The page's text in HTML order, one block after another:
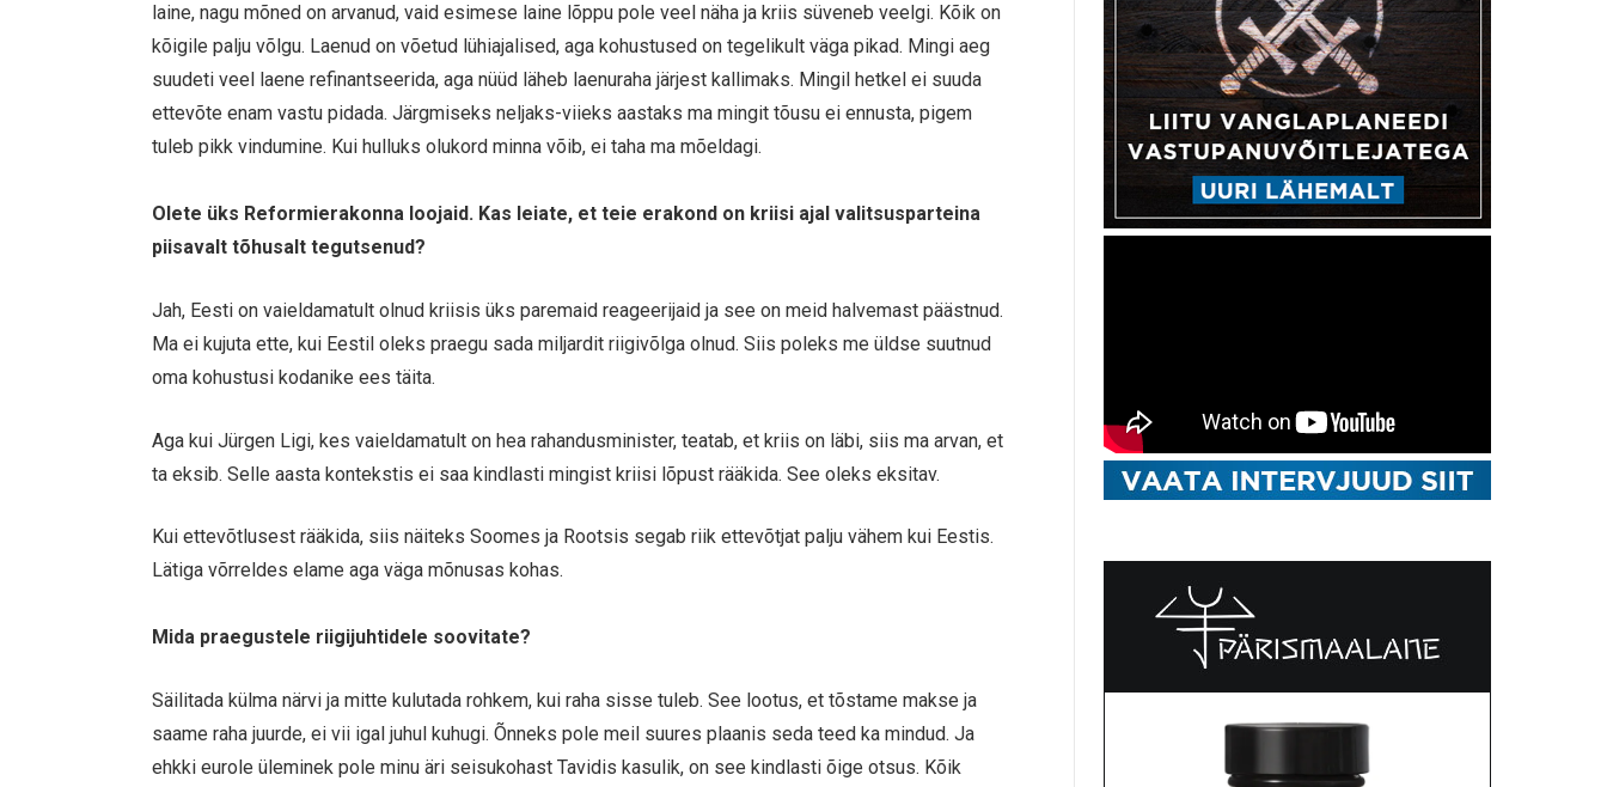
laine, nagu mõned on arvanud, vaid esimese laine lõppu pole veel näha ja kriis süveneb veelgi. Kõik on
kõigile palju võlgu. Laenud on võetud lühiajalised, aga kohustused on tegelikult väga pikad. Mingi aeg
suudeti veel laene refinantseerida, aga nüüd läheb laenuraha järjest kallimaks. Mingil hetkel ei suuda
ettevõte enam vastu pidada. Järgmiseks neljaks-viieks aastaks ma mingit tõusu ei ennusta, pigem
tuleb pikk vindumine. Kui hulluks olukord minna võib, ei taha ma mõeldagi.
Olete üks Reformierakonna loojaid. Kas leiate, et teie erakond on kriisi ajal valitsusparteina
piisavalt tõhusalt tegutsenud?
Jah, Eesti on vaieldamatult olnud kriisis üks paremaid reageerijaid ja see on meid halvemast päästnud.
Ma ei kujuta ette, kui Eestil oleks praegu sada miljardit riigivõlga olnud. Siis poleks me üldse suutnud
oma kohustusi kodanike ees täita.
Aga kui Jürgen Ligi, kes vaieldamatult on hea rahandusminister, teatab, et kriis on läbi, siis ma arvan, et
ta eksib. Selle aasta kontekstis ei saa kindlasti mingist kriisi lõpust rääkida. See oleks eksitav.
Kui ettevõtlusest rääkida, siis näiteks Soomes ja Rootsis segab riik ettevõtjat palju vähem kui Eestis.
Lätiga võrreldes elame aga väga mõnusas kohas.
Mida praegustele riigijuhtidele soovitate?
Säilitada külma närvi ja mitte kulutada rohkem, kui raha sisse tuleb. See lootus, et tõstame makse ja
saame raha juurde, ei vii igal juhul kuhugi. Õnneks pole meil suures plaanis seda teed ka mindud. Ja
ehkki eurole üleminek pole minu äri seisukohast Tavidis kasulik, on see kindlasti õige otsus. Kõik